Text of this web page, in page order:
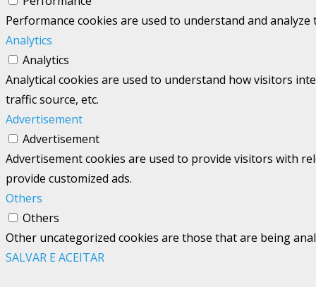
Performance cookies are used to understand and
Analytics
Analytics
Analytical cookies are used to understand how visitors
traffic source, etc.
Advertisement
Advertisement
Advertisement cookies are used to provide visitors with
provide customized ads.
Others
Others
Other uncategorized cookies are those that are being
SALVAR E ACEITAR